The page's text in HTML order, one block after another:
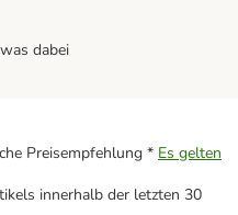
dabei
Preisempfehlung * Es gelten
innerhalb der letzten 30